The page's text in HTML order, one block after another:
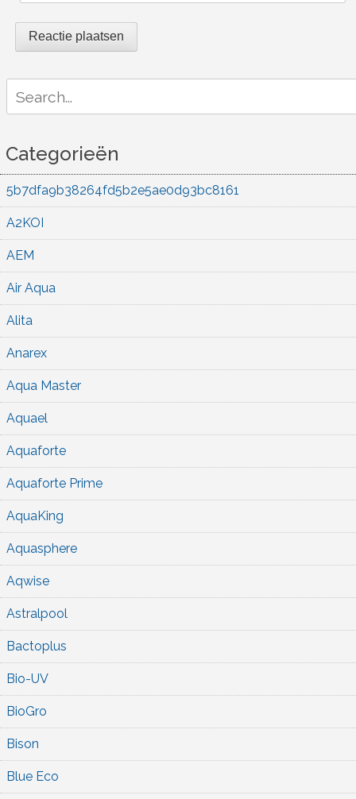
for:
Categorieën
5b7dfa9b38264fd5b2e5ae0d93bc8161
A2KOI
AEM
Air Aqua
Alita
Anarex
Aqua Master
Aquael
Aquaforte
Aquaforte Prime
AquaKing
Aquasphere
Aqwise
Astralpool
Bactoplus
Bio-UV
BioGro
Bison
Blue Eco